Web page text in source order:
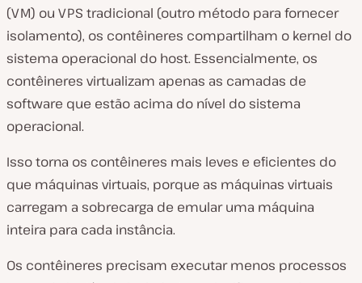
(VM) ou VPS tradicional (outro método para fornecer
isolamento), os contêineres compartilham o kernel do
sistema operacional do host. Essencialmente, os
contêineres virtualizam apenas as camadas de
software que estão acima do nível do sistema
operacional.
Isso torna os contêineres mais leves e eficientes do
que máquinas virtuais, porque as máquinas virtuais
carregam a sobrecarga de emular uma máquina
inteira para cada instância.
Os contêineres precisam executar menos processos